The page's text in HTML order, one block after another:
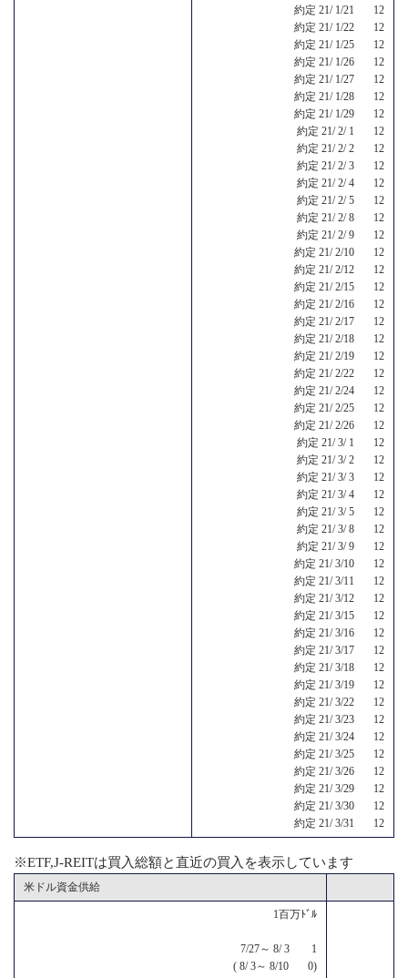
約定 21/ 1/21 12
約定 21/ 1/22 12
約定 21/ 1/25 12
約定 21/ 1/26 12
約定 21/ 1/27 12
約定 21/ 1/28 12
約定 21/ 1/29 12
約定 21/ 2/ 1 12
約定 21/ 2/ 2 12
約定 21/ 2/ 3 12
約定 21/ 2/ 4 12
約定 21/ 2/ 5 12
約定 21/ 2/ 8 12
約定 21/ 2/ 9 12
約定 21/ 2/10 12
約定 21/ 2/12 12
約定 21/ 2/15 12
約定 21/ 2/16 12
約定 21/ 2/17 12
約定 21/ 2/18 12
約定 21/ 2/19 12
約定 21/ 2/22 12
約定 21/ 2/24 12
約定 21/ 2/25 12
約定 21/ 2/26 12
約定 21/ 3/ 1 12
約定 21/ 3/ 2 12
約定 21/ 3/ 3 12
約定 21/ 3/ 4 12
約定 21/ 3/ 5 12
約定 21/ 3/ 8 12
約定 21/ 3/ 9 12
約定 21/ 3/10 12
約定 21/ 3/11 12
約定 21/ 3/12 12
約定 21/ 3/15 12
約定 21/ 3/16 12
約定 21/ 3/17 12
約定 21/ 3/18 12
約定 21/ 3/19 12
約定 21/ 3/22 12
約定 21/ 3/23 12
約定 21/ 3/24 12
約定 21/ 3/25 12
約定 21/ 3/26 12
約定 21/ 3/29 12
約定 21/ 3/30 12
約定 21/ 3/31 12
※ETF,J-REITは買入総額と直近の買入を表示しています
米ドル資金供給
1百万ﾄﾞﾙ
7/27～ 8/ 3 1
( 8/ 3～ 8/10 0)